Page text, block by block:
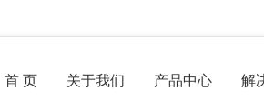
首 页 关于我们 产品中心 解